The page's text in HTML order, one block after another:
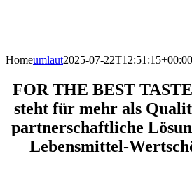
Homeumlaut2025-07-22T12:51:15+00:00
FOR THE BEST
steht für mehr als
partnerschaftliche
Lebensmittel-